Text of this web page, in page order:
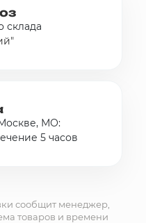
склада
МО:
5 часов
сообщит менеджер,
товаров и времени